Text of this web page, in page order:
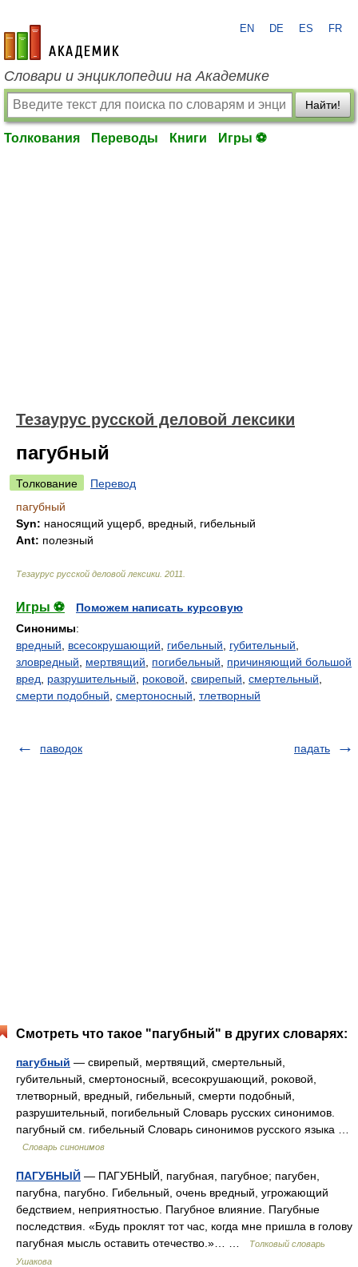
academic.ru
EN DE ES FR
Словари и энциклопедии на Академике
Найти!
Толкования Переводы Книги Игры ⚽
Тезаурус русской деловой лексики
пагубный
Толкование
Перевод
пагубный
Syn: наносящий ущерб, вредный, гибельный
Ant: полезный
Тезаурус русской деловой лексики 2011
Игры ⚽
Поможем написать курсовую
Синонимы:
вредный
всесокрушающий гибельный губительный
зловредный
мертвящий погибельный
причиняющий большой
вред
разрушительный роковой свирепый смертельный
смерти подобный смертоносный тлетворный
паводок падать
Смотреть что такое "пагубный" в других словарях:
пагубный — свирепый, мертвящий, смертельный,
губительный, смертоносный, всесокрушающий, роковой,
тлетворный, вредный, гибельный, смерти подобный,
разрушительный, погибельный Словарь русских синонимов.
пагубный см. гибельный Словарь синонимов русского языка …
Словарь синонимов
ПАГУБНЫЙ — ПАГУБНЫЙ, пагубная, пагубное; пагубен,
пагубна, пагубно. Гибельный, очень вредный, угрожающий
бедствием, неприятностью. Пагубное влияние. Пагубные
последствия. «Будь проклят тот час, когда мне пришла в голову
пагубная мысль оставить отечество.»… …
Толковый словарь
Ушакова